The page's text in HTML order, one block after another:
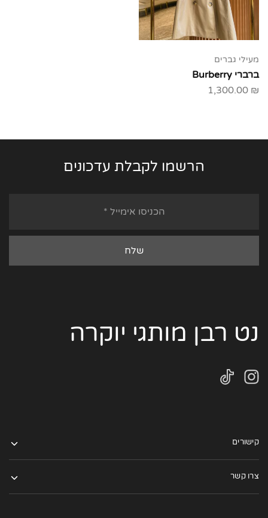
מעילי גברים
ברברי Burberry
1,300.00 ₪
הרשמו לקבלת עדכונים
נט רבן מותגי יוקרה
קישורים
צרו קשר